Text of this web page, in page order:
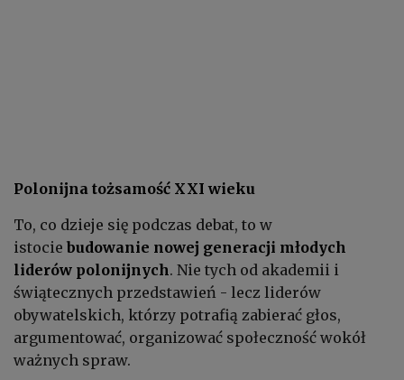
Polonijna tożsamość XXI wieku
To, co dzieje się podczas debat, to w
istocie budowanie nowej generacji młodych
liderów polonijnych. Nie tych od akademii i
świątecznych przedstawień - lecz liderów
obywatelskich, którzy potrafią zabierać głos,
argumentować, organizować społeczność wokół
ważnych spraw.